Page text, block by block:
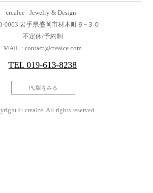
crealce - Jewelry & Design -
0063 岩手県盛岡市材木町９−３０
不定休/予約制
MAIL : contact@crealce.com
TEL019-613-8238
PC版をみる
© crealce. All rights reserved.